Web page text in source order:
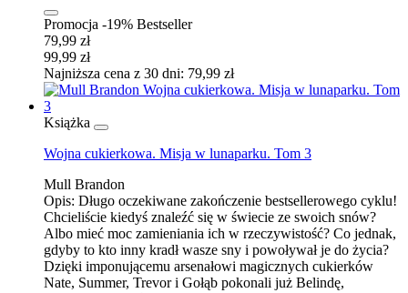
Promocja -19% Bestseller
79,99 zł
99,99 zł
Najniższa cena z 30 dni: 79,99 zł
Książka
Wojna cukierkowa. Misja w lunaparku. Tom 3
Mull Brandon
Opis: Długo oczekiwane zakończenie bestsellerowego cyklu!
Chcieliście kiedyś znaleźć się w świecie ze swoich snów?
Albo mieć moc zamieniania ich w rzeczywistość? Co jednak,
gdyby to kto inny kradł wasze sny i powoływał je do życia?
Dzięki imponującemu arsenałowi magicznych cukierków
Nate, Summer, Trevor i Gołąb pokonali już Belindę,